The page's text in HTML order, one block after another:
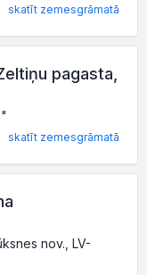
skatīt zemesgrāmatā
pagasta,
skatīt zemesgrāmatā
nov., LV-